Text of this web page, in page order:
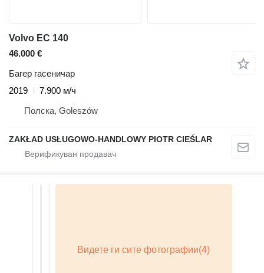
Volvo EC 140
46.000 €
Багер гасеничар
2019
7.900 м/ч
Полска, Goleszów
ZAKŁAD USŁUGOWO-HANDLOWY PIOTR CIEŚLAR